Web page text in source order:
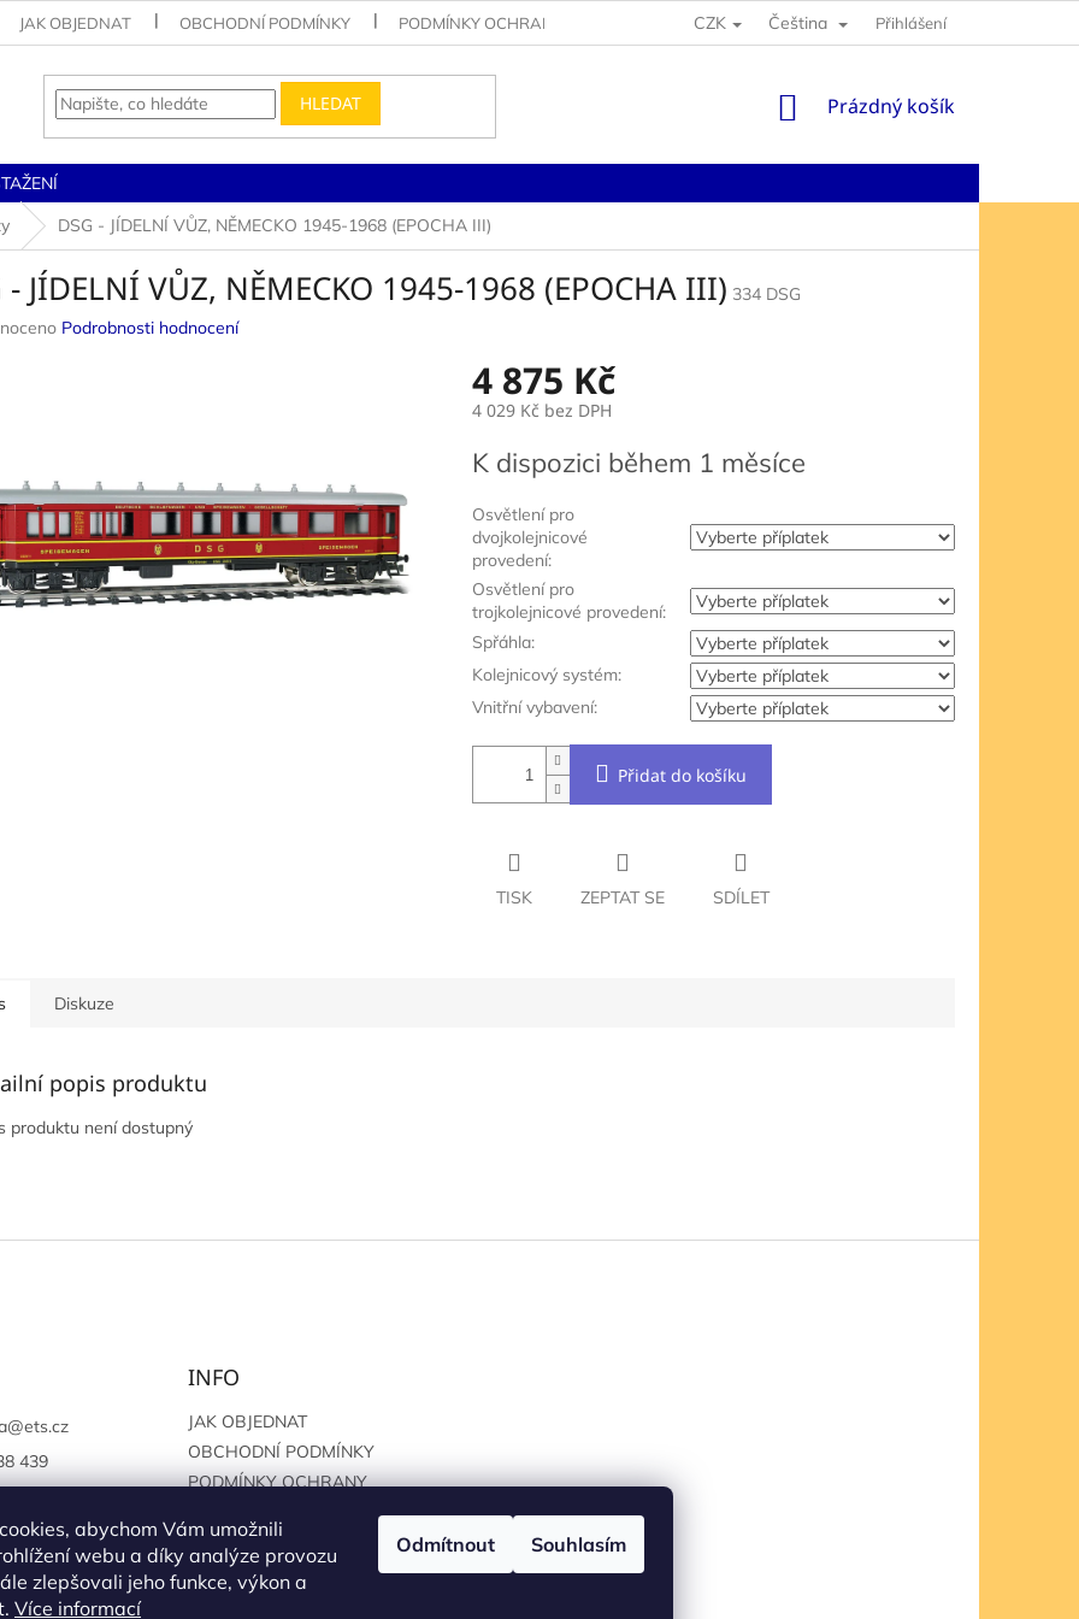
abychom Vám umožnili
webu a díky analýze provozu
zlepšovali jeho funkce, výkon a
Více informací
Odmítnout Souhlasím
JAK OBJEDNAT OBCHODNÍ PODMÍNKY PODMÍNKY OCHRANY OSOBNÍCH ÚDAJŮCZK Čeština Přihlášení
HLEDAT
NÁKUPNÍ
Prázdný košík
DSG - JÍDELNÍ VŮZ, NĚMECKO 1945-1968 (EPOCHA III)
- JÍDELNÍ VŮZ, NĚMECKO 1945-1968 (EPOCHA III) 334 DSG
Podrobnosti hodnocení
4 875 Kč
4 029 Kč bez DPH
cena:
K dispozici během 1 měsíce
Osvětlení pro
dvojkolejnicové
provedení:
Osvětlení pro
trojkolejnicové provedení:
Spřáhla:
Kolejnicový systém:
Vnitřní vybavení:
Přidat do košíku
TISK ZEPTAT SE SDÍLET
Diskuze
popis produktu
produktu není dostupný
@ets.cz
439
INFO
JAK OBJEDNAT
OBCHODNÍ PODMÍNKY
PODMÍNKY OCHRANY